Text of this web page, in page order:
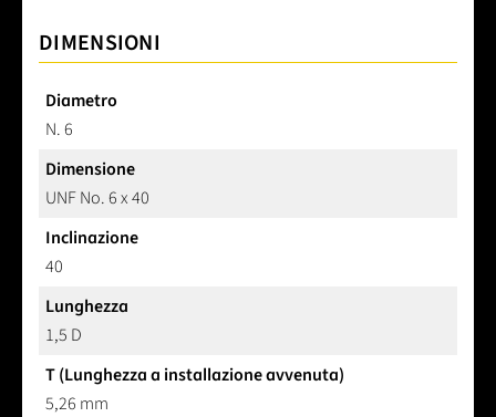
DIMENSIONI
Diametro
N. 6
Dimensione
UNF No. 6 x 40
Inclinazione
40
Lunghezza
1,5 D
T (Lunghezza a installazione avvenuta)
5,26 mm